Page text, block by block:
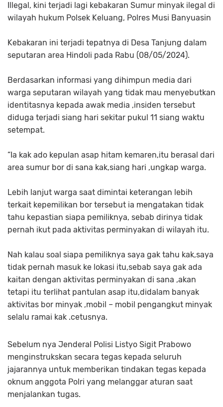
Illegal, kini terjadi lagi kebakaran Sumur minyak ilegal di
wilayah hukum Polsek Keluang, Polres Musi Banyuasin
Kebakaran ini terjadi tepatnya di Desa Tanjung dalam
seputaran area Hindoli pada Rabu (08/05/2024).
Berdasarkan informasi yang dihimpun media dari
warga seputaran wilayah yang tidak mau menyebutkan
identitasnya kepada awak media ,insiden tersebut
diduga terjadi siang hari sekitar pukul 11 siang waktu
setempat.
“Ia kak ado kepulan asap hitam kemaren,itu berasal dari
area sumur bor di sana kak,siang hari ,ungkap warga.
Lebih lanjut warga saat dimintai keterangan lebih
terkait kepemilikan bor tersebut ia mengatakan tidak
tahu kepastian siapa pemiliknya, sebab dirinya tidak
pernah ikut pada aktivitas perminyakan di wilayah itu.
Nah kalau soal siapa pemiliknya saya gak tahu kak,saya
tidak pernah masuk ke lokasi itu,sebab saya gak ada
kaitan dengan aktivitas perminyakan di sana ,akan
tetapi itu terlihat pantulan asap itu,didalam banyak
aktivitas bor minyak ,mobil – mobil pengangkut minyak
selalu ramai kak .cetusnya.
Sebelum nya Jenderal Polisi Listyo Sigit Prabowo
menginstrukskan secara tegas kepada seluruh
jajarannya untuk memberikan tindakan tegas kepada
oknum anggota Polri yang melanggar aturan saat
menjalankan tugas.